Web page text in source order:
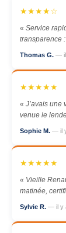
★★★★☆
« Service
transparence
Thomas G. — il
★★★★★
« J’avais une
venue le
Sophie M. — il
★★★★★
« Vieille
matinée,
Sylvie R. — il y